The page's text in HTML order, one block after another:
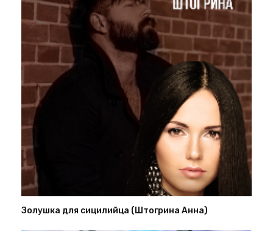
Золушка для сицилийца (Штогрина Анна)